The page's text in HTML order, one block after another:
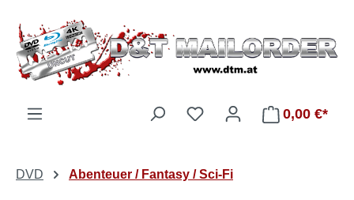
Zum Hauptinhalt springen
Du hast 0 Produkte auf
0,00 €*
DVD Abenteuer / Fantasy / Sci-Fi